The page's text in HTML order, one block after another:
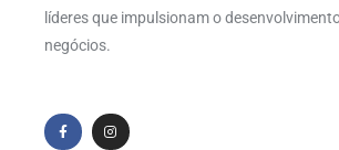
líderes que impulsionam o
negócios.